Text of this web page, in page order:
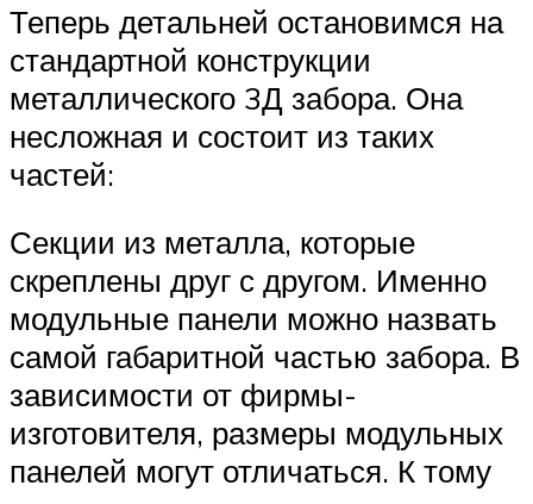
Теперь детальней остановимся на
стандартной конструкции
металлического 3Д забора. Она
несложная и состоит из таких
частей:
Секции из металла, которые
скреплены друг с другом. Именно
модульные панели можно назвать
самой габаритной частью забора. В
зависимости от фирмы-
изготовителя, размеры модульных
панелей могут отличаться. К тому